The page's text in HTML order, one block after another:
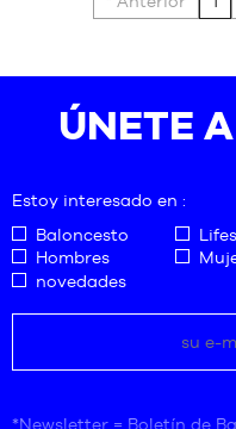
ÚNETE
Estoy interesado en :
Baloncesto
Hombres
novedades
*Newsletter = Boletín de